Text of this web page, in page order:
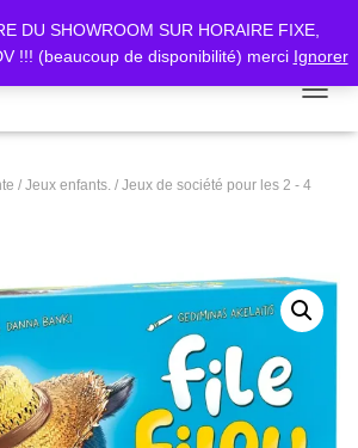
DU SHOWROOM SUR HORAIRE FIXE,
!!! (beaucoup de disponibilité) merci Ignorer
/ Jeux enfants. / Jeux de société pour les 2 - 4